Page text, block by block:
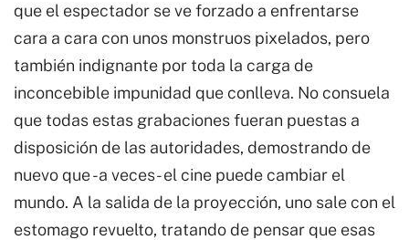
que el espectador se ve forzado a enfrentarse
cara a cara con unos monstruos pixelados, pero
también indignante por toda la carga de
inconcebible impunidad que conlleva. No consuela
que todas estas grabaciones fueran puestas a
disposición de las autoridades, demostrando de
nuevo que -a veces- el cine puede cambiar el
mundo. A la salida de la proyección, uno sale con el
estomago revuelto, tratando de pensar que esas